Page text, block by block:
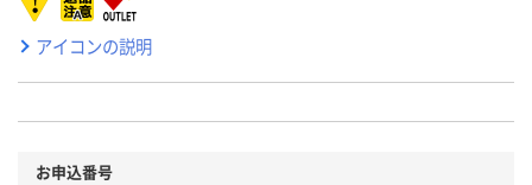
アイコンの説明
お申込番号